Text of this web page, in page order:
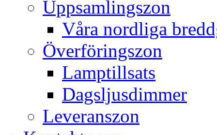
Uppsamlingszon
Våra nordliga
Överföringszon
Lamptillsats
Dagsljusdimmer
Leveranszon